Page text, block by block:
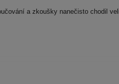
a zkoušky nanečisto chodil